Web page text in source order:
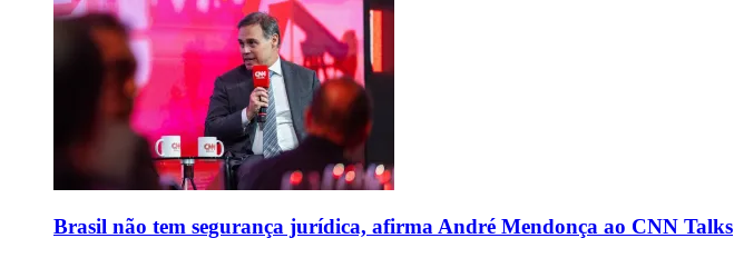
Brasil não tem segurança jurídica, afirma André Mendonça ao CNN Talks